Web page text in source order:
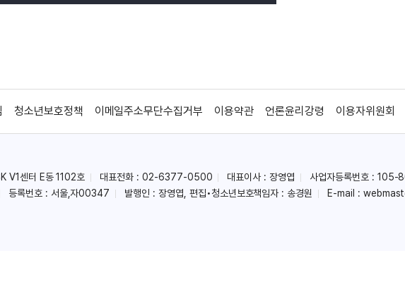
청소년보호정책 이메일주소무단수집거부 이용약관 언론윤리강령 이용자위원회
V1센터 E동 1102호 대표전화 : 02-6377-0500 대표이사 : 장영엽
사업자등록번호 :
등록번호 : 서울,자00347 발행인 : 장영엽, 편집•청소년보호책임자 : 송경원 E-mail :